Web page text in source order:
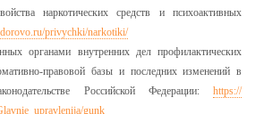
наркотических средств и психоактивных
privychki/narkotiki/
органами внутренних дел профилактических
правовой базы и последних изменений в
Российской Федерации: https://
gunk